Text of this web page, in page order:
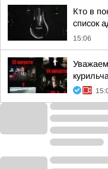
Кто в
список
15:06